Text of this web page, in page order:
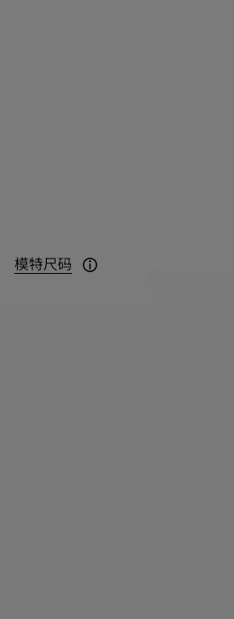
模特尺码
模特身高：186cm，身穿 IT 48 码。